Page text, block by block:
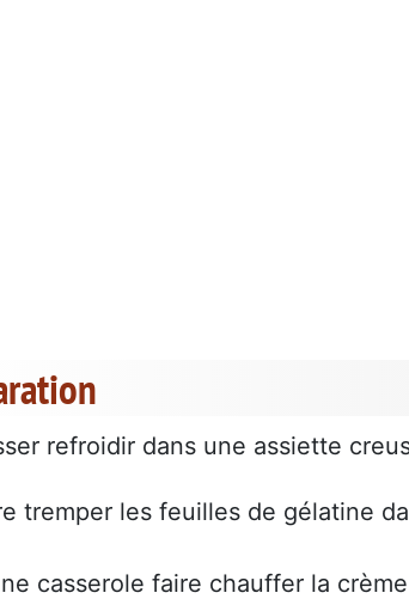
refroidir dans une assiette
tremper les feuilles de gélatine
casserole faire chauffer la